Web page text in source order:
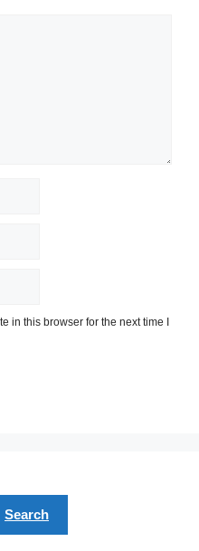
in this browser for the next time I
Search